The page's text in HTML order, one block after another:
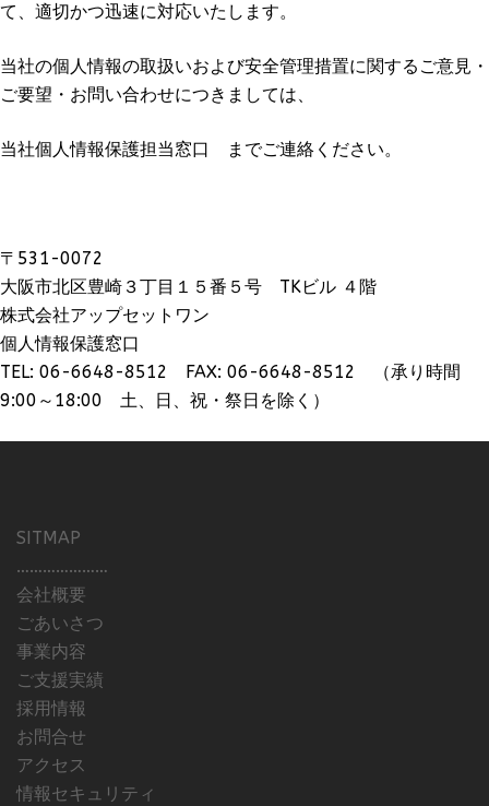
て、適切かつ迅速に対応いたします。
当社の個人情報の取扱いおよび安全管理措置に関するご意見・
ご要望・お問い合わせにつきましては、
当社個人情報保護担当窓口 までご連絡ください。
〒531-0072
大阪市北区豊崎３丁目１５番５号 TKビル ４階
株式会社アップセットワン
個人情報保護窓口
TEL: 06-6648-8512 FAX: 06-6648-8512 （承り時間
9:00～18:00 土、日、祝・祭日を除く）
SITMAP
…………………
会社概要
ごあいさつ
事業内容
ご支援実績
採用情報
お問合せ
アクセス
情報セキュリティ